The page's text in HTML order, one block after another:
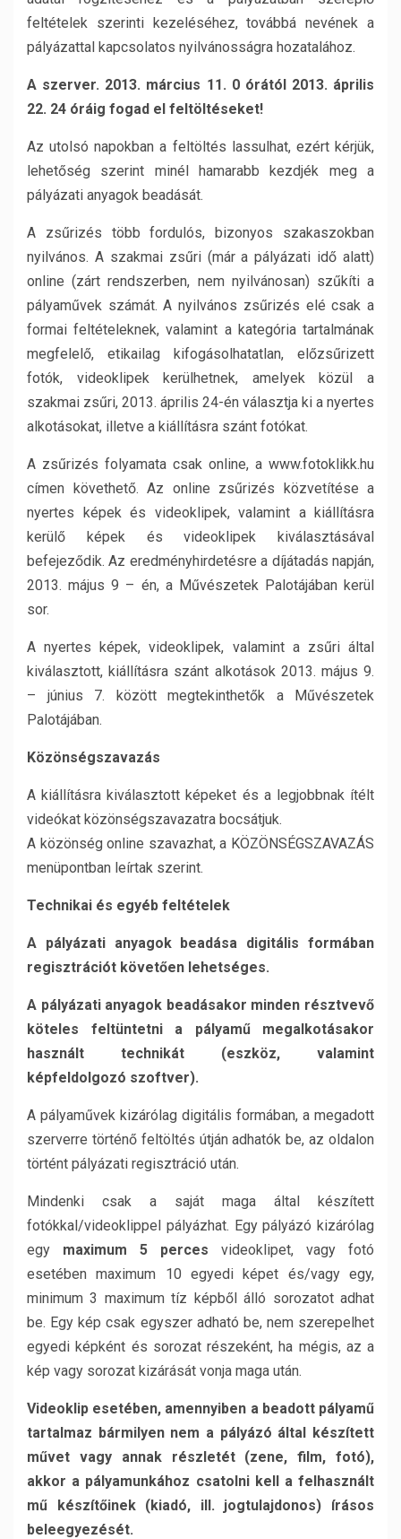
feltételek szerinti kezeléséhez, továbbá nevének a
pályázattal kapcsolatos nyilvánosságra hozatalához.
A szerver. 2013. március 11. 0 órától 2013. április
22. 24 óráig fogad el feltöltéseket!
Az utolsó napokban a feltöltés lassulhat, ezért kérjük,
lehetőség szerint minél hamarabb kezdjék meg a
pályázati anyagok beadását.
A zsűrizés több fordulós, bizonyos szakaszokban
nyilvános. A szakmai zsűri (már a pályázati idő alatt)
online (zárt rendszerben, nem nyilvánosan) szűkíti a
pályaművek számát. A nyilvános zsűrizés elé csak a
formai feltételeknek, valamint a kategória tartalmának
megfelelő, etikailag kifogásolhatatlan, előzsűrizett
fotók, videoklipek kerülhetnek, amelyek közül a
szakmai zsűri, 2013. április 24-én választja ki a nyertes
alkotásokat, illetve a kiállításra szánt fotókat.
A zsűrizés folyamata csak online, a www.fotoklikk.hu
címen követhető. Az online zsűrizés közvetítése a
nyertes képek és videoklipek, valamint a kiállításra
kerülő képek és videoklipek kiválasztásával
befejeződik. Az eredményhirdetésre a díjátadás napján,
2013. május 9 – én, a Művészetek Palotájában kerül
sor.
A nyertes képek, videoklipek, valamint a zsűri által
kiválasztott, kiállításra szánt alkotások 2013. május 9.
– június 7. között megtekinthetők a Művészetek
Palotájában.
Közönségszavazás
A kiállításra kiválasztott képeket és a legjobbnak ítélt
videókat közönségszavazatra bocsátjuk.
A közönség online szavazhat, a KÖZÖNSÉGSZAVAZÁS
menüpontban leírtak szerint.
Technikai és egyéb feltételek
A pályázati anyagok beadása digitális formában
regisztrációt követően lehetséges.
A pályázati anyagok beadásakor minden résztvevő
köteles feltüntetni a pályamű megalkotásakor
használt technikát (eszköz, valamint
képfeldolgozó szoftver).
A pályaművek kizárólag digitális formában, a megadott
szerverre történő feltöltés útján adhatók be, az oldalon
történt pályázati regisztráció után.
Mindenki csak a saját maga által készített
fotókkal/videoklippel pályázhat. Egy pályázó kizárólag
egy maximum 5 perces videoklipet, vagy fotó
esetében maximum 10 egyedi képet és/vagy egy,
minimum 3 maximum tíz képből álló sorozatot adhat
be. Egy kép csak egyszer adható be, nem szerepelhet
egyedi képként és sorozat részeként, ha mégis, az a
kép vagy sorozat kizárását vonja maga után.
Videoklip esetében, amennyiben a beadott pályamű
tartalmaz bármilyen nem a pályázó által készített
művet vagy annak részletét (zene, film, fotó),
akkor a pályamunkához csatolni kell a felhasznált
mű készítőinek (kiadó, ill. jogtulajdonos) írásos
beleegyezését.